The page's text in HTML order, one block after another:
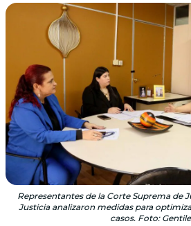
Representantes de la Corte Suprema de
Justicia analizaron medidas para
casos. Foto: